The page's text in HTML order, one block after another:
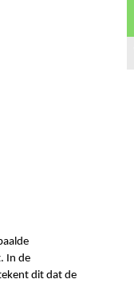
In de
dit dat de